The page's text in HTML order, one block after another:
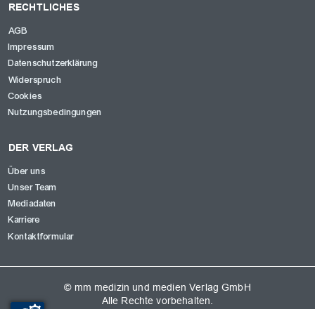
RECHTLICHES
AGB
Impressum
Datenschutzerklärung
Widerspruch
Cookies
Nutzungsbedingungen
DER VERLAG
Über uns
Unser Team
Mediadaten
Karriere
Kontaktformular
© mm medizin und medien Verlag GmbH
Alle Rechte vorbehalten.